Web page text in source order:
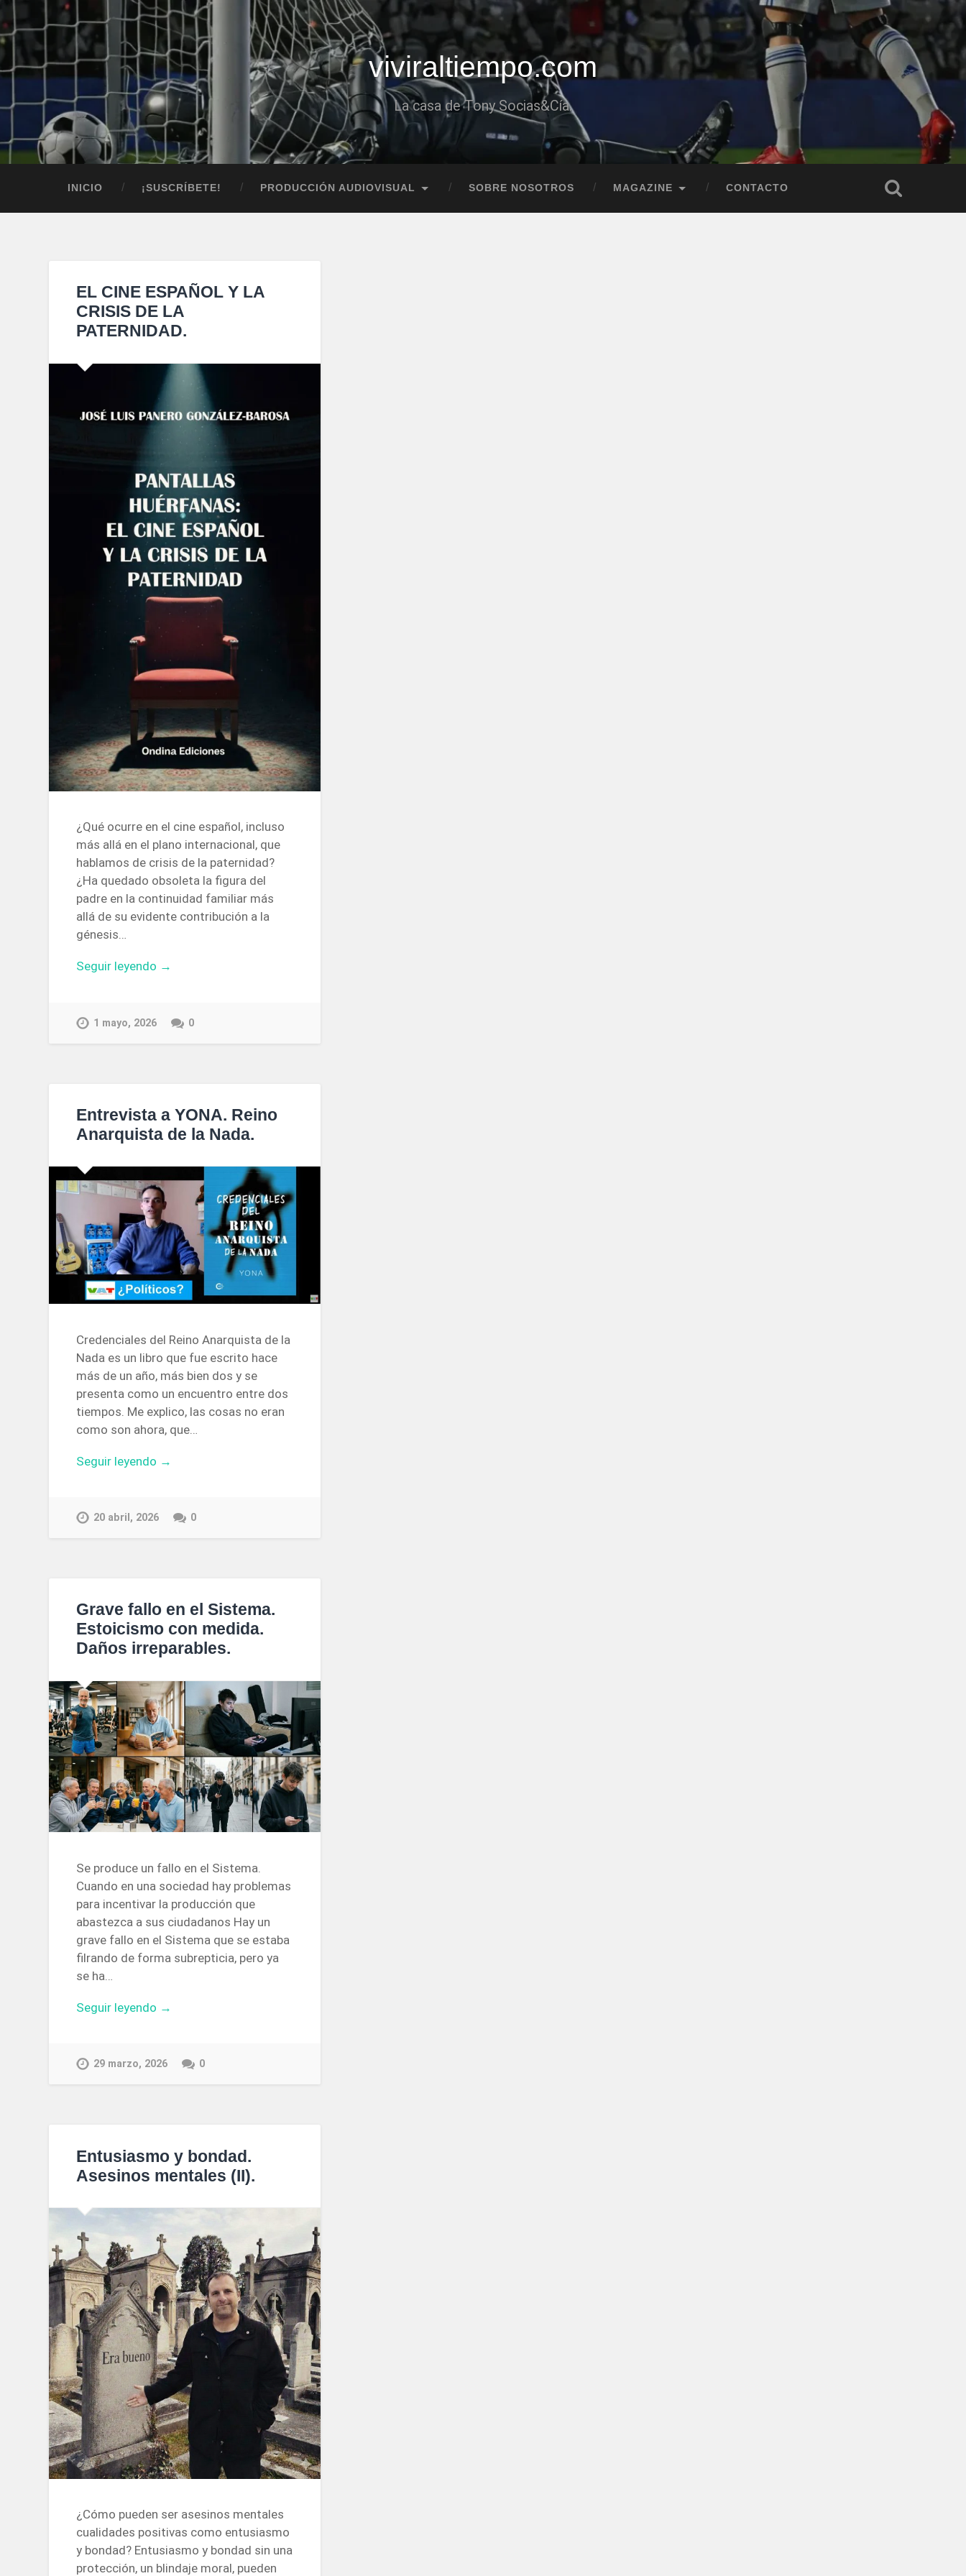
viviraltiempo.com
La casa de Tony Socias&Cía.
INICIO ¡SUSCRÍBETE! PRODUCCIÓN AUDIOVISUAL SOBRE NOSOTROS MAGAZINE CONTACTO
EL CINE ESPAÑOL Y LA
CRISIS DE LA
PATERNIDAD.
¿Qué ocurre en el cine español, incluso
más allá en el plano internacional, que
hablamos de crisis de la paternidad?
¿Ha quedado obsoleta la figura del
padre en la continuidad familiar más
allá de su evidente contribución a la
génesis…
Seguir leyendo →
1 mayo, 2026 0
Entrevista a YONA. Reino
Anarquista de la Nada.
Credenciales del Reino Anarquista de la
Nada es un libro que fue escrito hace
más de un año, más bien dos y se
presenta como un encuentro entre dos
tiempos. Me explico, las cosas no eran
como son ahora, que…
Seguir leyendo →
20 abril, 2026 0
Grave fallo en el Sistema.
Estoicismo con medida.
Daños irreparables.
Se produce un fallo en el Sistema.
Cuando en una sociedad hay problemas
para incentivar la producción que
abastezca a sus ciudadanos Hay un
grave fallo en el Sistema que se estaba
filrando de forma subrepticia, pero ya
se ha…
Seguir leyendo →
29 marzo, 2026 0
Entusiasmo y bondad.
Asesinos mentales (II).
¿Cómo pueden ser asesinos mentales
cualidades positivas como entusiasmo
y bondad? Entusiasmo y bondad sin una
protección, un blindaje moral, pueden